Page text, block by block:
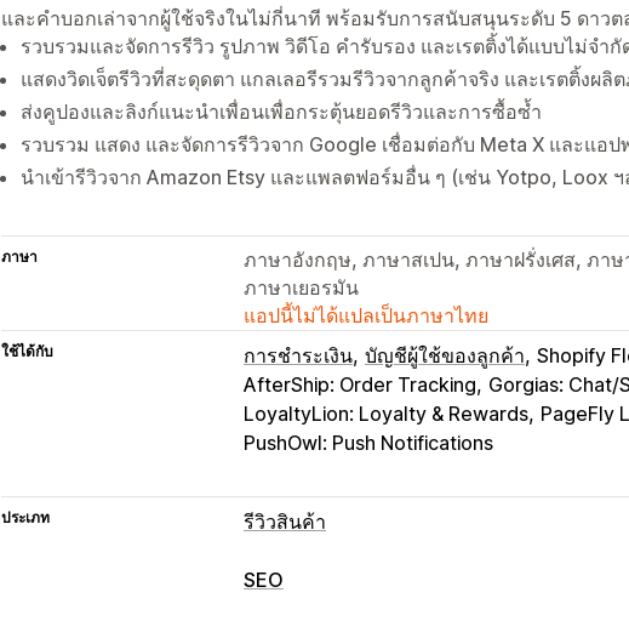
และคำบอกเล่าจากผู้ใช้จริงในไม่กี่นาที พร้อมรับการสนับสนุนระดับ 5 ดาว
รวบรวมและจัดการรีวิว รูปภาพ วิดีโอ คำรับรอง และเรตติ้งได้แบบไม่จำกั
แสดงวิดเจ็ตรีวิวที่สะดุดตา แกลเลอรีรวมรีวิวจากลูกค้าจริง และเรตติ้งผ
ส่งคูปองและลิงก์แนะนำเพื่อนเพื่อกระตุ้นยอดรีวิวและการซื้อซ้ำ
รวบรวม แสดง และจัดการรีวิวจาก Google เชื่อมต่อกับ Meta X และแอป
นำเข้ารีวิวจาก Amazon Etsy และแพลตฟอร์มอื่น ๆ (เช่น Yotpo, Loox ฯ
ภาษา
ภาษาอังกฤษ, ภาษาสเปน, ภาษาฝรั่งเศส, ภา
ภาษาเยอรมัน
แอปนี้ไม่ได้แปลเป็นภาษาไทย
ใช้ได้กับ การชำระเงิน บัญชีผู้ใช้ของลูกค้า Shopify
AfterShip: Order Tracking Gorgias: Chat/
LoyaltyLion: Loyalty & Rewards PageFly
PushOwl: Push Notifications
ประเภท รีวิวสินค้า
ตัวเลือกการแสดงผล
SEO